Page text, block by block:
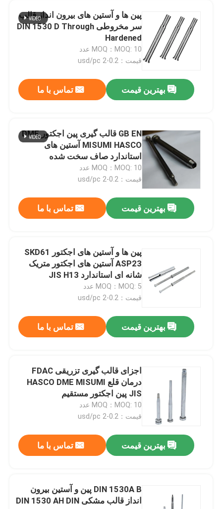
دربارهی ما
اطلاعات تماس
محصولات
قطعات قالب تزریق پلاستیک
پین و آستین اجکتور
پین پانچ
پین ها و بوش های راهنما
پین های هسته قالب
قطعات ماشینکاری CNC
قطعات فرز CNC
قطعات ماشینکاری دقیق
پین ها و آستین های بیرون انداز قالب
سر مخروطی DIN 1530 D Through
Hardened
MOQ：MOQ: 10 عدد
قیمت：0.2-2 usd/pc
بهترین قیمت تماس با ما
GB EN قالب گیری پین اجکتور DME
MISUMI HASCO آستین های
استاندارد صاف سخت شده
MOQ：MOQ: 10 عدد
قیمت：0.2-2 usd/pc
بهترین قیمت تماس با ما
پین ها و آستین های اجکتور SKD61
ASP23 آستین های اجکتور متریک
شانه ای استاندارد JIS H13
MOQ：MOQ: 5 عدد
قیمت：0.2-2 usd/pc
بهترین قیمت تماس با ما
اجزای قالب گیری تزریقی FDAC
درمان قلع HASCO DME MISUMI
JIS پین اجکتور مستقیم
MOQ：MOQ: 10 عدد
قیمت：0.2-2 usd/pc
بهترین قیمت تماس با ما
DIN 1530A B پین و آستین بیرون
انداز قالب مشکی DIN 1530 AH DIN